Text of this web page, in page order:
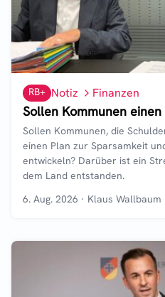
RB+ Notiz Finanzen
Sollen Kommunen
Sollen Kommunen, die
einen Plan zur Sparsamkeit
entwickeln? Darüber ist ein
dem Land entstanden.
6. Aug. 2026 · Klaus Wallbaum